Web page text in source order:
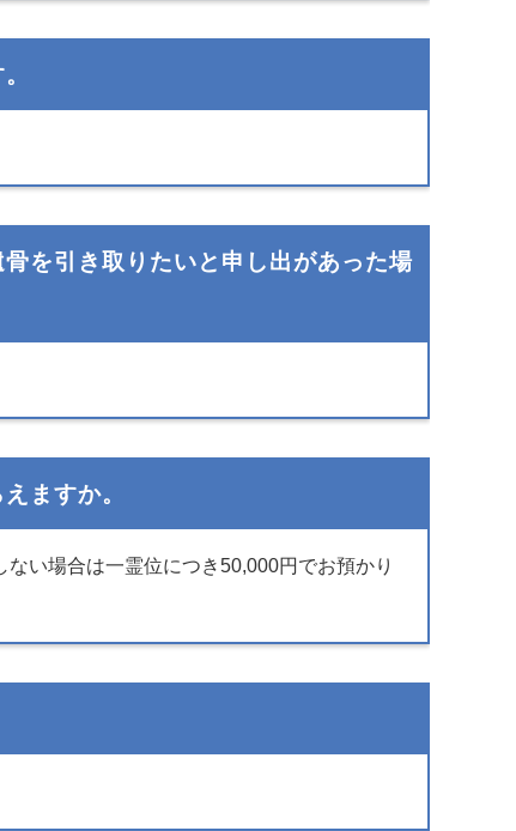
を引き取りたいと申し出があった場
ますか。
い場合は一霊位につき50,000円でお預かり